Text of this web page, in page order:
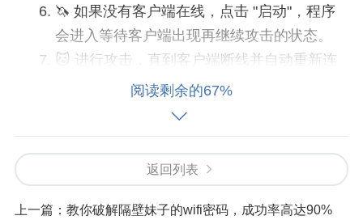
如果没有客户端在线，点击 "启动"，程序
会进入等待客户端出现再继续攻击的状态。
进行攻击，直到客户端断线并自动重新连
接，这样就可以获取到握手包。
在弹出的窗口中选择 YES，然后点击 OK
进入字典的选择界面。
wordlist.txt 是工具自带的字典，选择后点
击 OK 开始暴力破解密码。
阅读剩余的67%
返回列表
上一篇： 教你破解隔壁妹子的wifi密码，成功率高达90%